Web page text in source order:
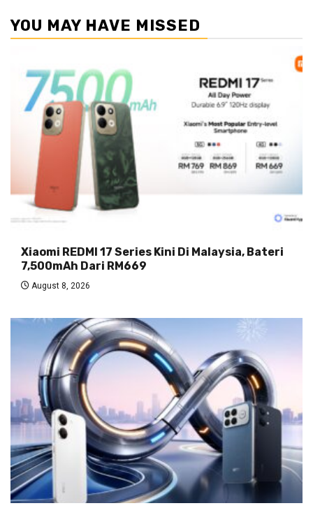
YOU MAY HAVE MISSED
Xiaomi REDMI 17 Series Kini Di Malaysia, Bateri
7,500mAh Dari RM669
August 8, 2026